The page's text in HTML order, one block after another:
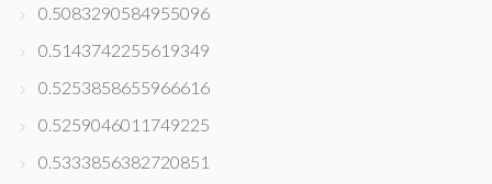
0.5083290584955096
0.5143742255619349
0.5253858655966616
0.5259046011749225
0.5333856382720851